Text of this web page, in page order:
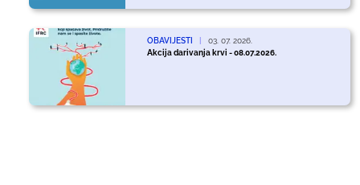
OBAVIJESTI |
03. 07. 2026.
Akcija darivanja krvi - 08.07.2026.